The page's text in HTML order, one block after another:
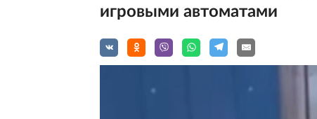
игровыми автоматами